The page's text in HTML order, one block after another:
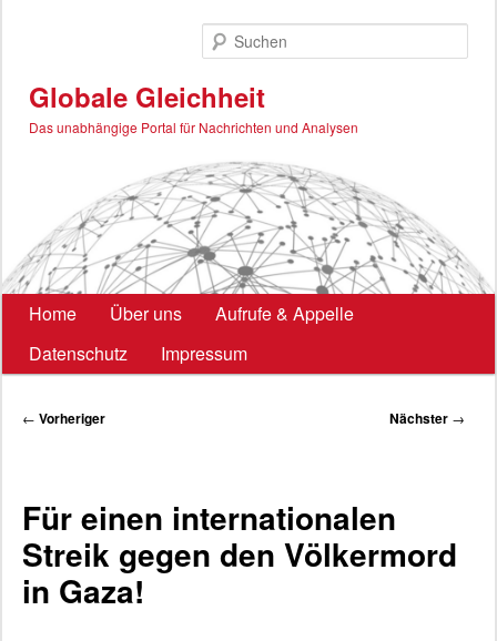
Globale Gleichheit
Das unabhängige Portal für Nachrichten und Analysen
Hauptmenü
Home Über uns
Aufrufe & Appelle
Datenschutz
Impressum
Beitragsnavigation
← Vorheriger Nächster →
Für einen internationalen
Streik gegen den Völkermord
in Gaza!